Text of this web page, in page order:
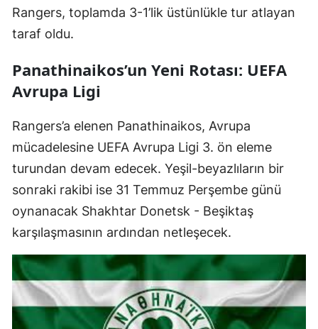
Rangers, toplamda 3-1’lik üstünlükle tur atlayan
taraf oldu.
Panathinaikos’un Yeni Rotası: UEFA
Avrupa Ligi
Rangers’a elenen Panathinaikos, Avrupa
mücadelesine UEFA Avrupa Ligi 3. ön eleme
turundan devam edecek. Yeşil-beyazlıların bir
sonraki rakibi ise 31 Temmuz Perşembe günü
oynanacak Shakhtar Donetsk - Beşiktaş
karşılaşmasının ardından netleşecek.